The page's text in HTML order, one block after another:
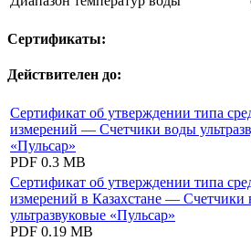
Сертификаты:
Действителен до:
Сертификат об утверждении типа
измерений — Счетчики воды
«Пульсар»
PDF 0.3 MB
Сертификат об утверждении типа
измерений в Казахстане — Счетчики
ультразвуковые «Пульсар»
PDF 0.19 MB